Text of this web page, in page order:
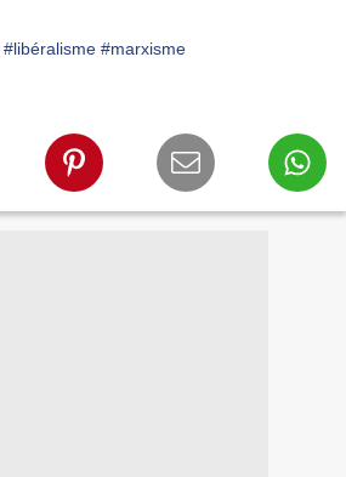
#libéralisme #marxisme